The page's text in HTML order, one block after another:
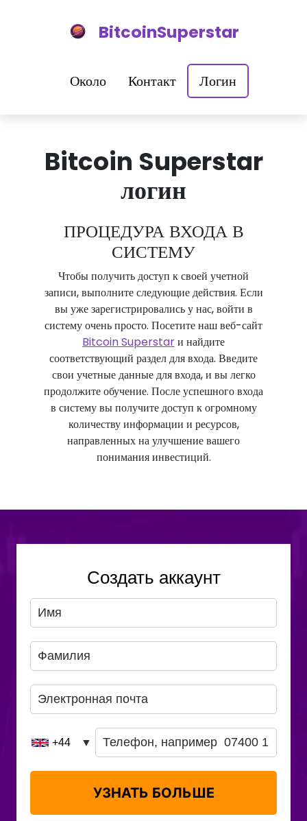
BitcoinSuperstar
Около Контакт Логин
Bitcoin Superstar
логин
ПРОЦЕДУРА ВХОДА В
СИСТЕМУ
Чтобы получить доступ к своей учетной
записи, выполните следующие действия. Если
вы уже зарегистрировались у нас, войти в
систему очень просто. Посетите наш веб-сайт
Bitcoin Superstarи найдите
соответствующий раздел для входа. Введите
свои учетные данные для входа, и вы легко
продолжите обучение. После успешного входа
в систему вы получите доступ к огромному
количеству информации и ресурсов,
направленных на улучшение вашего
понимания инвестиций.